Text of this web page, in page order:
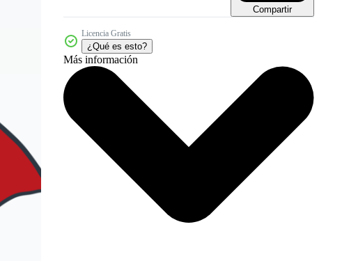
Compartir
Licencia Gratis
¿Qué es esto?
Más información